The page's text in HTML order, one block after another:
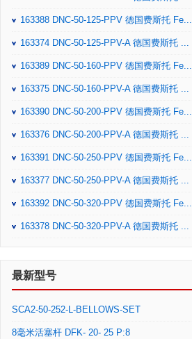
163388 DNC-50-125-PPV 德国费斯托 Fe...
163374 DNC-50-125-PPV-A 德国费斯托 ...
163389 DNC-50-160-PPV 德国费斯托 Fe...
163375 DNC-50-160-PPV-A 德国费斯托 ...
163390 DNC-50-200-PPV 德国费斯托 Fe...
163376 DNC-50-200-PPV-A 德国费斯托 ...
163391 DNC-50-250-PPV 德国费斯托 Fe...
163377 DNC-50-250-PPV-A 德国费斯托 ...
163392 DNC-50-320-PPV 德国费斯托 Fe...
163378 DNC-50-320-PPV-A 德国费斯托 ...
最新型号
SCA2-50-252-L-BELLOWS-SET
8毫米活塞杆 DFK- 20- 25 P:8